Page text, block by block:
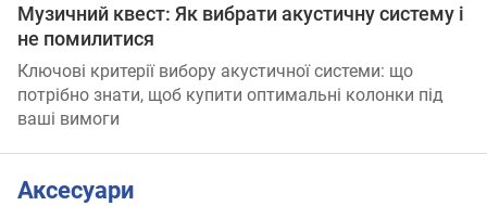
Музичний квест: Як вибрати акустичну систему і
не помилитися
Ключові критерії вибору акустичної системи: що
потрібно знати, щоб купити оптимальні колонки під
ваші вимоги
Аксесуари